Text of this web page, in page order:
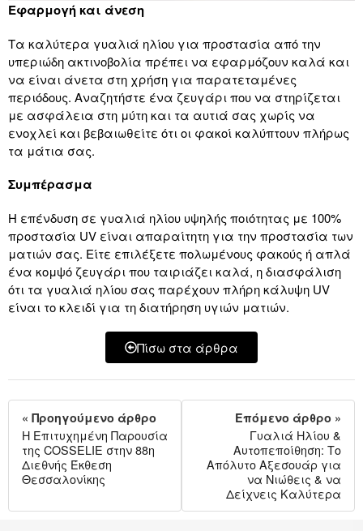
Εφαρμογή και άνεση
Τα καλύτερα γυαλιά ηλίου για προστασία από την
υπεριώδη ακτινοβολία πρέπει να εφαρμόζουν καλά και
να είναι άνετα στη χρήση για παρατεταμένες
περιόδους. Αναζητήστε ένα ζευγάρι που να στηρίζεται
με ασφάλεια στη μύτη και τα αυτιά σας χωρίς να
ενοχλεί και βεβαιωθείτε ότι οι φακοί καλύπτουν πλήρως
τα μάτια σας.
Συμπέρασμα
Η επένδυση σε γυαλιά ηλίου υψηλής ποιότητας με 100%
προστασία UV είναι απαραίτητη για την προστασία των
ματιών σας. Είτε επιλέξετε πολωμένους φακούς ή απλά
ένα κομψό ζευγάρι που ταιριάζει καλά, η διασφάλιση
ότι τα γυαλιά ηλίου σας παρέχουν πλήρη κάλυψη UV
είναι το κλειδί για τη διατήρηση υγιών ματιών.
Πίσω στα άρθρα
« Προηγούμενο άρθρο
Η Επιτυχημένη Παρουσία
της COSSELIE στην 88η
Διεθνής Έκθεση
Θεσσαλονίκης
Επόμενο άρθρο »
Γυαλιά Ηλίου &
Αυτοπεποίθηση: Το
Απόλυτο Αξεσουάρ για
να Νιώθεις & να
Δείχνεις Καλύτερα